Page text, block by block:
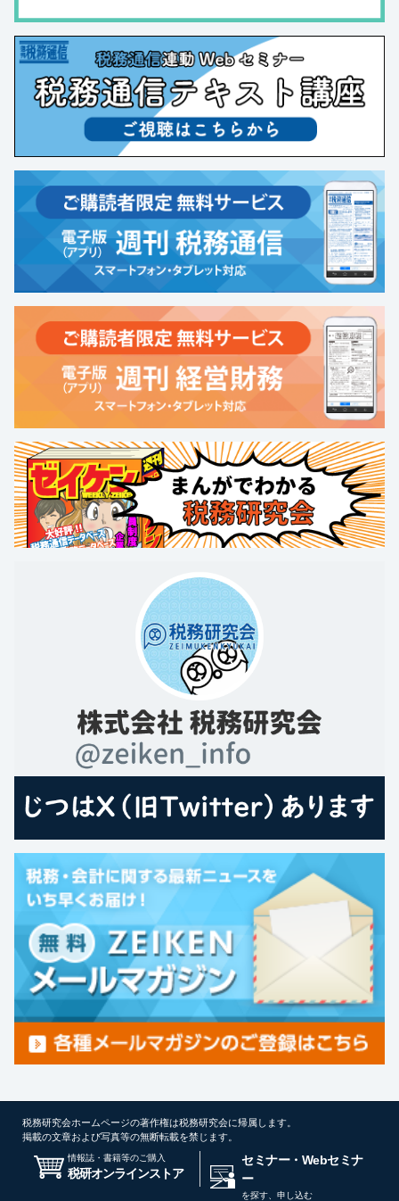
税務研究会ホームページの著作権は税務研究会に帰属します。
掲載の文章および写真等の無断転載を禁じます。
情報誌・書籍等のご購入
税研オンラインストア
セミナー・Webセミナ
ー
を探す、申し込む